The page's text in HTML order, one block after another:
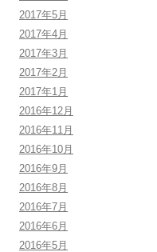
2017年5月
2017年4月
2017年3月
2017年2月
2017年1月
2016年12月
2016年11月
2016年10月
2016年9月
2016年8月
2016年7月
2016年6月
2016年5月